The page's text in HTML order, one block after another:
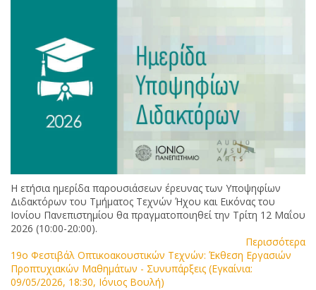
Η ετήσια ημερίδα παρουσιάσεων έρευνας των Υποψηφίων
Διδακτόρων του Τμήματος Τεχνών Ήχου και Εικόνας του
Ιονίου Πανεπιστημίου θα πραγματοποιηθεί την Τρίτη 12 Μαΐου
2026 (10:00-20:00).
Περισσότερα
19ο Φεστιβάλ Οπτικοακουστικών Τεχνών: Έκθεση Εργασιών
Προπτυχιακών Μαθημάτων - Συνυπάρξεις (Εγκαίνια:
09/05/2026, 18:30, Ιόνιος Βουλή)